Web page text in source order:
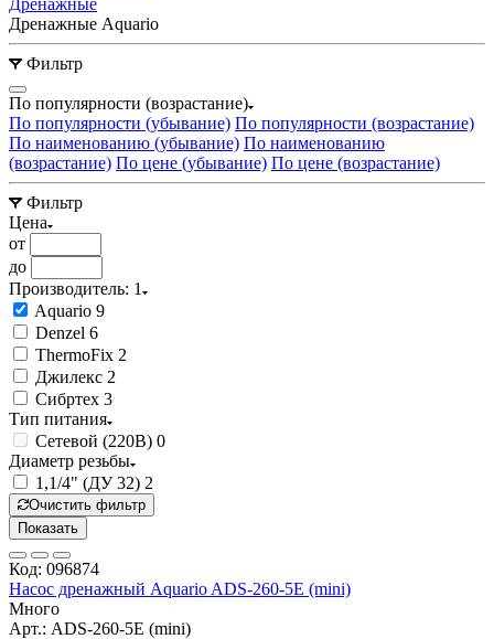
Дренажные Aquario
Фильтр
По популярности (возрастание)
По популярности (убывание) По популярности (возрастание)
По наименованию (убывание) По наименованию
(возрастание) По цене (убывание) По цене (возрастание)
Фильтр
Цена
от
до
Производитель: 1
Aquario 9
Denzel 6
ThermoFix 2
Джилекс 2
Сибртех 3
Тип питания
Сетевой (220В) 0
Диаметр резьбы
1,1/4" (ДУ 32) 2
Очистить фильтр
Показать
Код: 096874
Насос дренажный Aquario ADS-260-5E (mini)
Много
Арт.: ADS-260-5E (mini)